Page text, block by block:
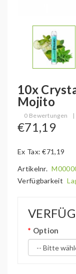
10x
Mojito
0 Bewertungen |
€71,19
Ex Tax: €71,19
Artikelnr.
Verfügbarkeit
Option